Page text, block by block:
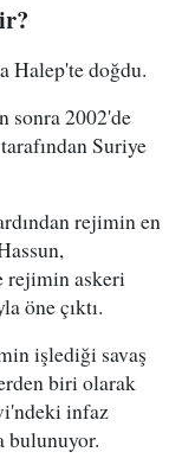
Halep'te doğdu.
sonra 2002'de
Suriye
rejimin en
rejimin askeri
öne çıktı.
işlediği savaş
biri olarak
infaz
bulunuyor.